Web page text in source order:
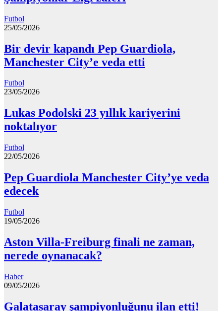
Futbol
25/05/2026
Bir devir kapandı Pep Guardiola,
Manchester City’e veda etti
Futbol
23/05/2026
Lukas Podolski 23 yıllık kariyerini
noktalıyor
Futbol
22/05/2026
Pep Guardiola Manchester City’ye veda
edecek
Futbol
19/05/2026
Aston Villa-Freiburg finali ne zaman,
nerede oynanacak?
Haber
09/05/2026
Galatasaray şampiyonluğunu ilan etti!